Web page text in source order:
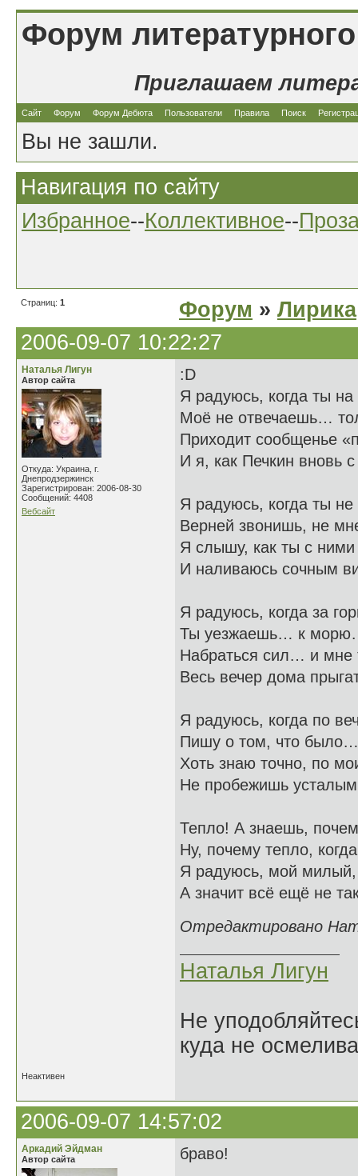
Форум
Приглашаем
Сайт Форум Форум Дебюта Пользователи Правила Поиск
Вы не зашли.
Навигация по сайту
Избранное--Коллективное--
Страниц: 1 Форум » Лирика
2006-09-07 10:22:27
Наталья Лигун
Автор сайта
Откуда: Украина, г.
Днепродзержинск
Зарегистрирован: 2006-08-30
Сообщений: 4408
Вебсайт
:D
Я радуюсь, когда ты на
Моё не отвечаешь…
Приходит сообщенье
И я, как Печкин вновь
Я радуюсь, когда ты
Верней звонишь, не
Я слышу, как ты с ними
И наливаюсь сочным
Я радуюсь, когда за
Ты уезжаешь… к
Набраться сил… и мне
Весь вечер дома
Я радуюсь, когда по
Пишу о том, что
Хоть знаю точно, по
Не пробежишь
Тепло! А знаешь,
Ну, почему тепло,
Я радуюсь, мой милый,
А значит всё ещё не
Отредактировано
Наталья Лигун
Не
куда не
Неактивен
2006-09-07 14:57:02
Аркадий Эйдман
Автор сайта браво!